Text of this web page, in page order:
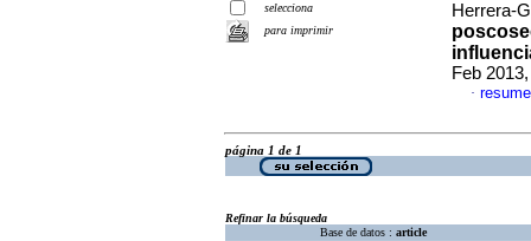
selecciona
para imprimir
Herrera-
Feb
·
página 1 de 1
Refinar la búsqueda
Base de datos : article